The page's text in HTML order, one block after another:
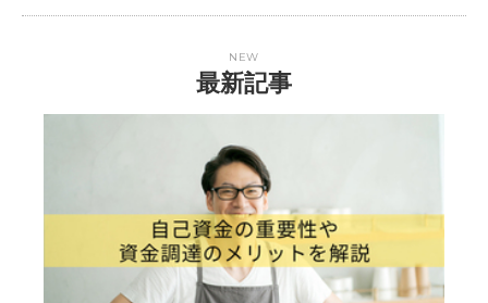
NEW
最新記事